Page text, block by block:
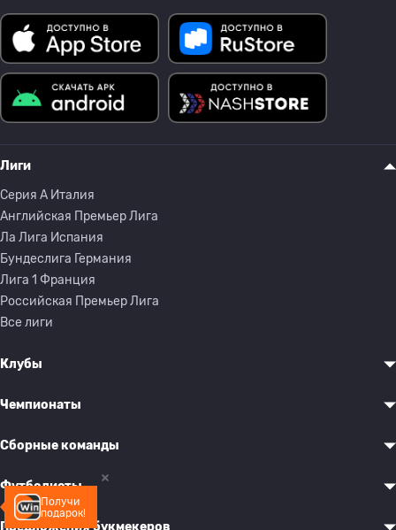
Получи
подарок!
Лиги
Серия A Италия
Английская Премьер Лига
Ла Лига Испания
Бундеслига Германия
Лига 1 Франция
Российская Премьер Лига
Все лиги
Клубы
Чемпионаты
Сборные команды
Футболисты